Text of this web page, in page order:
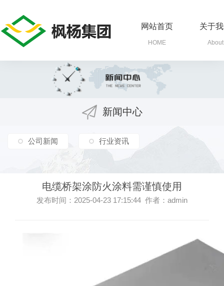
网站首页
HOME
关于
About
新闻中心
公司新闻 行业资讯
电缆桥架涂防火涂料需谨慎使用
发布时间：2025-04-23 17:15:44 作者：admin